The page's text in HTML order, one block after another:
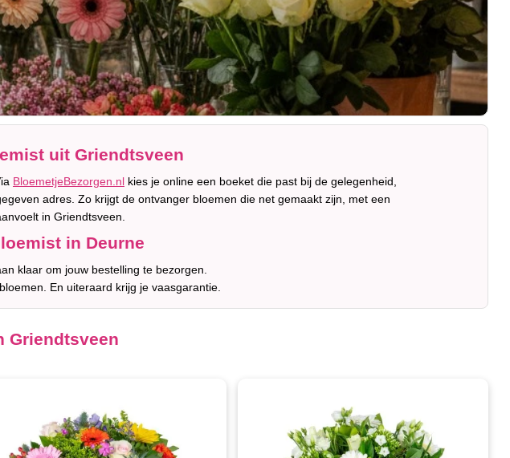
uit Griendtsveen
BloemetjeBezorgen.nlkies je online een boeket die past bij de gelegenheid,
adres. Zo krijgt de ontvanger bloemen die net gemaakt zijn, met een
in Griendtsveen.
in Deurne
klaar om jouw bestelling te bezorgen.
En uiteraard krijg je vaasgarantie.
Griendtsveen